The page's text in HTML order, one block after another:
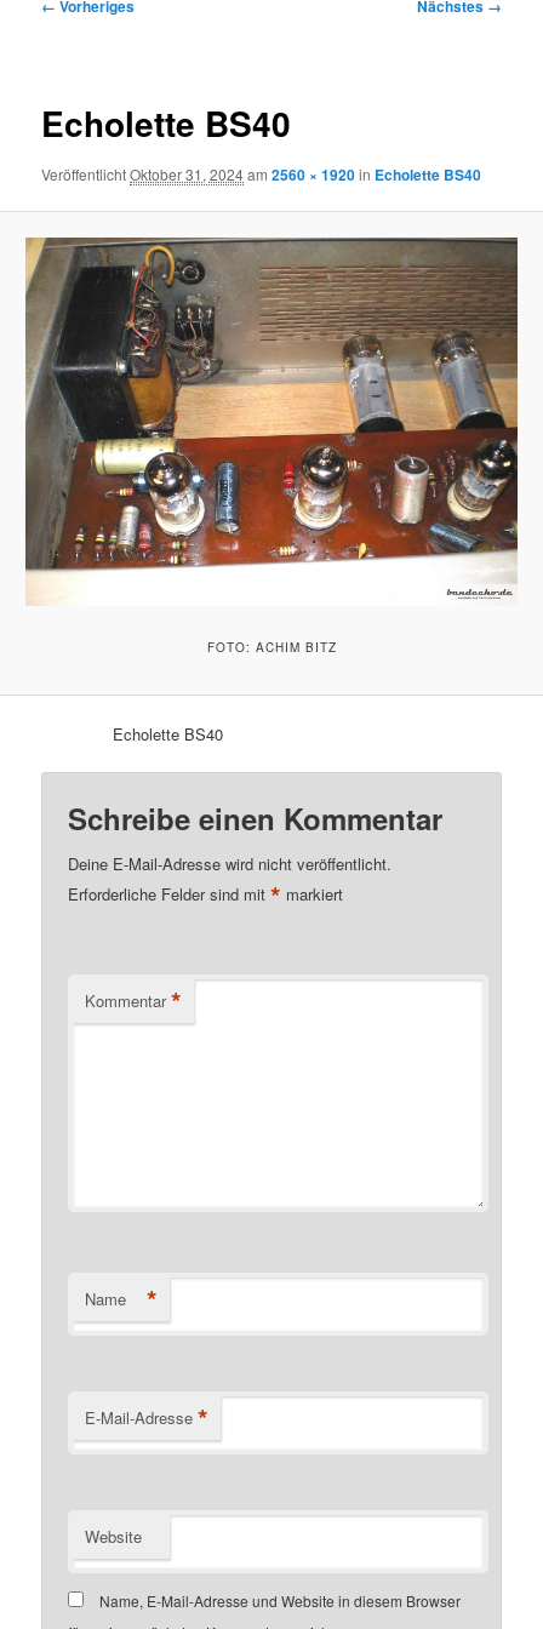
← Vorheriges Nächstes →
Echolette BS40
VeröffentlichtOktober 31, 2024am2560 × 1920in Echolette BS40
FOTO: ACHIM BITZ
Echolette BS40
Schreibe einen Kommentar
Deine E-Mail-Adresse wird nicht veröffentlicht.
Erforderliche Felder sind mit* markiert
Kommentar *
Name *
E-Mail-Adresse *
Website
Name, E-Mail-Adresse und Website in diesem Browser